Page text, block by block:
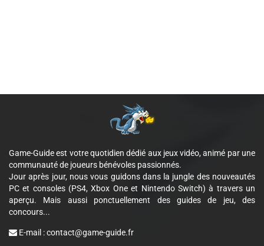
Game-Guide est votre quotidien dédié aux jeux vidéo, animé par une
communauté de joueurs bénévoles passionnés.
Jour après jour, nous vous guidons dans la jungle des nouveautés
PC et consoles (PS4, Xbox One et Nintendo Switch) à travers un
aperçu. Mais aussi ponctuellement des guides de jeu, des
concours...
E-mail :contact@game-guide.fr